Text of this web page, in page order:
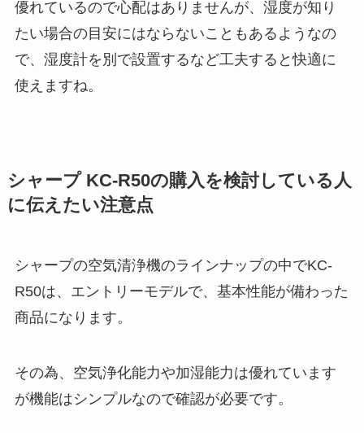
優れているので心配はありませんが、湿度が知り
たい場合の目安にはならないこともあるようなの
で、湿度計を別で設置するなど工夫すると快適に
使えますね。
シャープ KC-R50の購入を検討している人
に伝えたい注意点
シャープの空気清浄機のラインナップの中でKC-
R50は、エントリーモデルで、基本性能が備わった
商品になります。
その為、空気浄化能力や加湿能力は優れています
が機能はシンプルなので確認が必要です。